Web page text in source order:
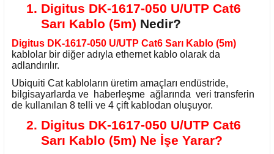
1. Digitus DK-1617-050 U/UTP Cat6
Sarı Kablo (5m) Nedir?
Digitus DK-1617-050 U/UTP Cat6 Sarı Kablo (5m)
kablolar bir diğer adıyla ethernet kablo olarak da
adlandırılır.
Ubiquiti Cat kabloların üretim amaçları endüstride,
bilgisayarlarda ve haberleşme ağlarında veri transferin
de kullanılan 8 telli ve 4 çift kablodan oluşuyor.
2. Digitus DK-1617-050 U/UTP Cat6
Sarı Kablo (5m) Ne İşe Yarar?